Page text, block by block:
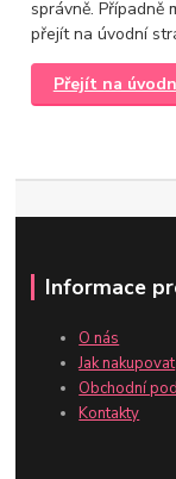
správně. Případně
přejít na úvodní
Přejít na
Informace
O nás
Jak nakupovat
Obchodní
Kontakty